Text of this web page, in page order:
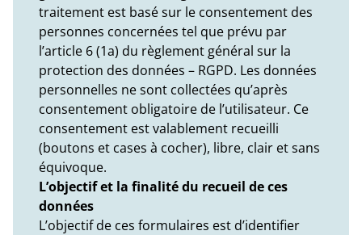
traitement est basé sur le consentement des
personnes concernées tel que prévu par
l’article 6 (1a) du règlement général sur la
protection des données – RGPD. Les données
personnelles ne sont collectées qu’après
consentement obligatoire de l’utilisateur. Ce
consentement est valablement recueilli
(boutons et cases à cocher), libre, clair et sans
équivoque.
L’objectif et la finalité du recueil de ces
données
L’objectif de ces formulaires est d’identifier